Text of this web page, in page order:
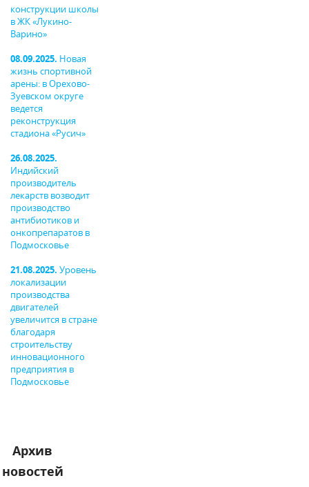
конструкции школы
в ЖК «Лукино-
Варино»
08.09.2025. Новая
жизнь спортивной
арены: в Орехово-
Зуевском округе
ведется
реконструкция
стадиона «Русич»
26.08.2025.
Индийский
производитель
лекарств возводит
производство
антибиотиков и
онкопрепаратов в
Подмосковье
21.08.2025. Уровень
локализации
производства
двигателей
увеличится в стране
благодаря
строительству
инновационного
предприятия в
Подмосковье
Архив
новостей